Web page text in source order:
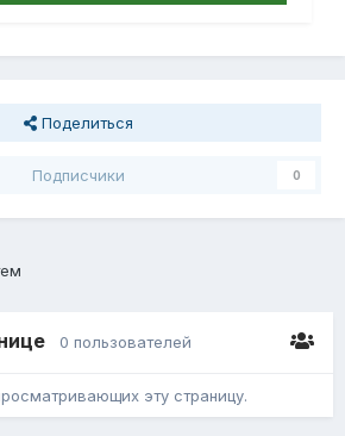
Поделиться
Подписчики 0
0 пользователей
эту страницу.